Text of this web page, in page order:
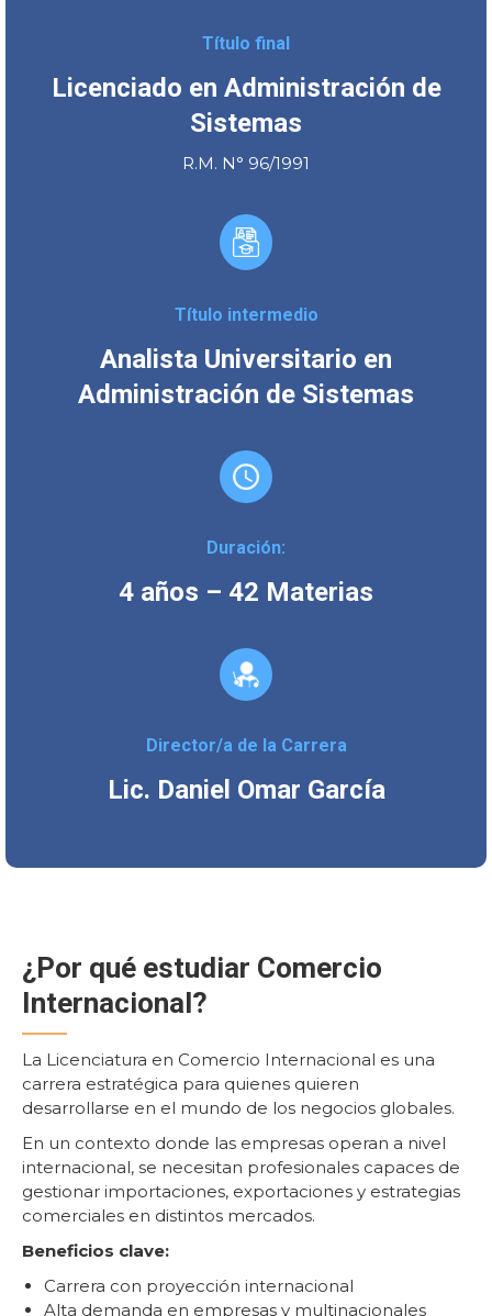
Título final
Licenciado en Administración de
Sistemas
R.M. N° 96/1991
Título intermedio
Analista Universitario en
Administración de Sistemas
Duración:
4 años – 42 Materias
Director/a de la Carrera
Lic. Daniel Omar García
¿Por qué estudiar Comercio
Internacional?
La Licenciatura en Comercio Internacional es una
carrera estratégica para quienes quieren
desarrollarse en el mundo de los negocios globales.
En un contexto donde las empresas operan a nivel
internacional, se necesitan profesionales capaces de
gestionar importaciones, exportaciones y estrategias
comerciales en distintos mercados.
Beneficios clave:
Carrera con proyección internacional
Alta demanda en empresas y multinacionales